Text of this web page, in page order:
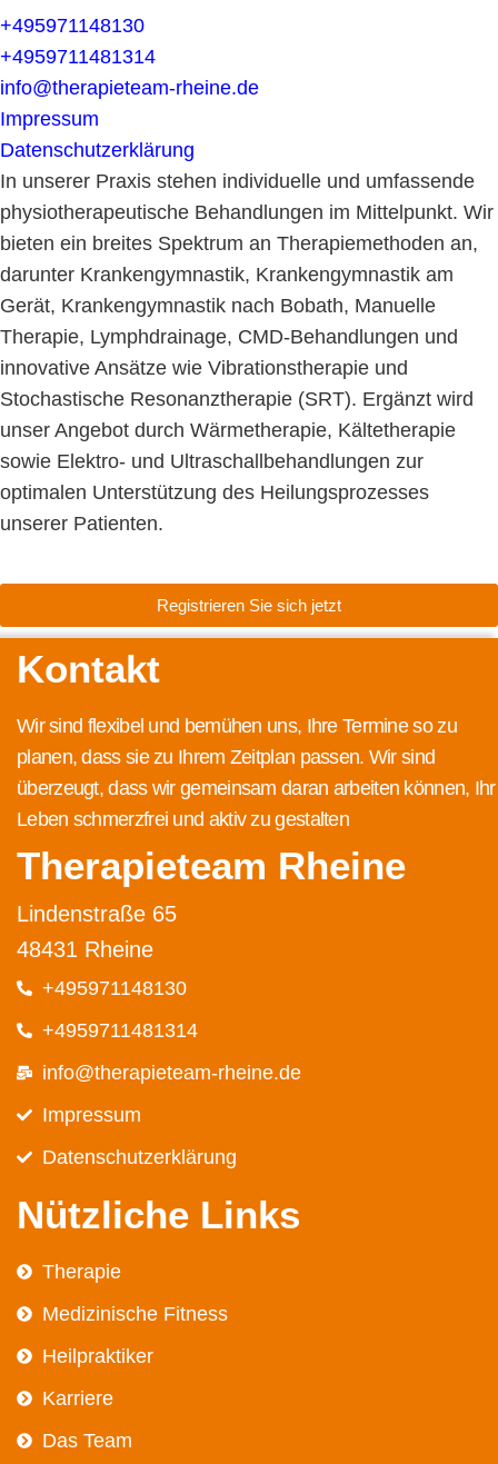
+495971148130
+4959711481314
info@therapieteam-rheine.de
Impressum
Datenschutz­erklärung
In unserer Praxis stehen individuelle und umfassende
physiotherapeutische Behandlungen im Mittelpunkt. Wir
bieten ein breites Spektrum an Therapiemethoden an,
darunter Krankengymnastik, Krankengymnastik am
Gerät, Krankengymnastik nach Bobath, Manuelle
Therapie, Lymphdrainage, CMD-Behandlungen und
innovative Ansätze wie Vibrationstherapie und
Stochastische Resonanztherapie (SRT). Ergänzt wird
unser Angebot durch Wärmetherapie, Kältetherapie
sowie Elektro- und Ultraschallbehandlungen zur
optimalen Unterstützung des Heilungsprozesses
unserer Patienten.
Registrieren Sie sich jetzt
Kontakt
Wir sind flexibel und bemühen uns, Ihre Termine so zu
planen, dass sie zu Ihrem Zeitplan passen. Wir sind
überzeugt, dass wir gemeinsam daran arbeiten können, Ihr
Leben schmerzfrei und aktiv zu gestalten
Therapieteam Rheine
Lindenstraße 65
48431 Rheine
+495971148130
+4959711481314
info@therapieteam-rheine.de
Impressum
Datenschutz­erklärung
Nützliche Links
Therapie
Medizinische Fitness
Heilpraktiker
Karriere
Das Team